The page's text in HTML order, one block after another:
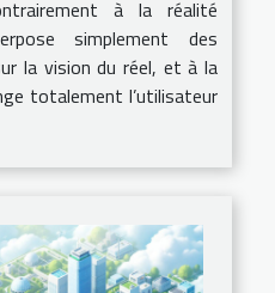
à la réalité
simplement des
la vision du réel, et à la
totalement l’utilisateur